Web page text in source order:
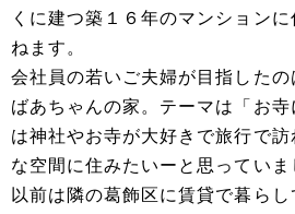
くに建つ築１６年のマンション
ねます。
会社員の若いご夫婦が目指した
ばあちゃんの家。テーマは「お寺
は神社やお寺が大好きで旅行で
な空間に住みたいーと思っていま
以前は隣の葛飾区に賃貸で暮ら